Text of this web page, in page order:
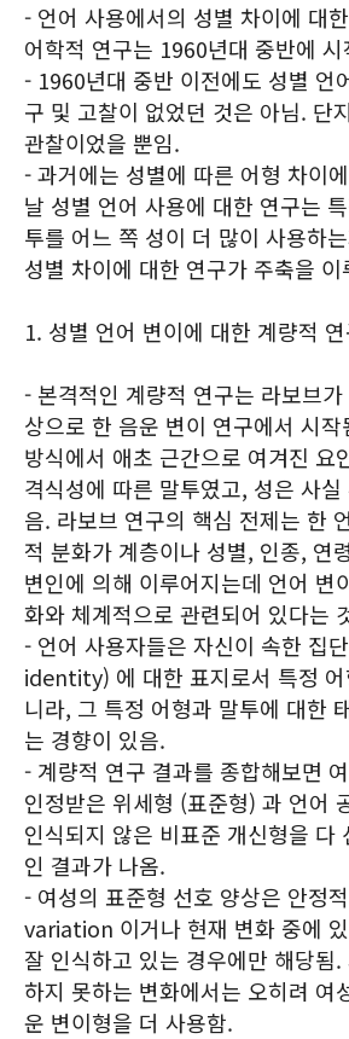
- 언어 사용에서의 성별 차이에 대
어학적 연구는 1960년대 중반에 시
- 1960년대 중반 이전에도 성별 언
구 및 고찰이 없었던 것은 아님. 단
관찰이었을 뿐임.
- 과거에는 성별에 따른 어형 차이
날 성별 언어 사용에 대한 연구는
투를 어느 쪽 성이 더 많이 사용하
성별 차이에 대한 연구가 주축을 이
1. 성별 언어 변이에 대한 계량적
- 본격적인 계량적 연구는 라보브
상으로 한 음운 변이 연구에서 시
방식에서 애초 근간으로 여겨진 요
격식성에 따른 말투였고, 성은 사
음. 라보브 연구의 핵심 전제는 한
적 분화가 계층이나 성별, 인종, 연
변인에 의해 이루어지는데 언어 변
화와 체계적으로 관련되어 있다는
- 언어 사용자들은 자신이 속한 집
identity) 에 대한 표지로서 특정
니라, 그 특정 어형과 말투에 대한
는 경향이 있음.
- 계량적 연구 결과를 종합해보면
인정받은 위세형 (표준형) 과 언어
인식되지 않은 비표준 개신형을 다
인 결과가 나옴.
- 여성의 표준형 선호 양상은 안정
variation 이거나 현재 변화 중에
잘 인식하고 있는 경우에만 해당됨.
하지 못하는 변화에서는 오히려 여
운 변이형을 더 사용함.